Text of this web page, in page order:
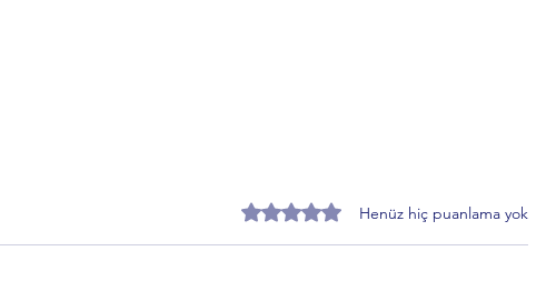
5 üzerinden 0 yıldızHenüz hiç puanlama yok